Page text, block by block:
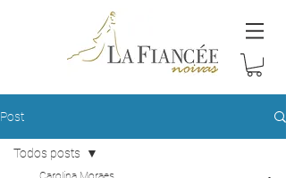
Post
Todos posts